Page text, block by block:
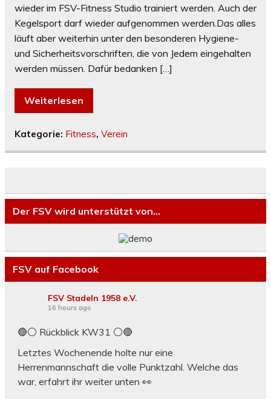
wieder im FSV-Fitness Studio trainiert werden. Auch der
Kegelsport darf wieder aufgenommen werden.Das alles
läuft aber weiterhin unter den besonderen Hygiene-
und Sicherheitsvorschriften, die von Jedem eingehalten
werden müssen. Dafür bedanken […]
Weiterlesen
Kategorie: Fitness, Verein
Der FSV wird unterstützt von…
FSV auf Facebook
FSV Stadeln 1958 e.V.
16 hours ago
🔴⚪ Rückblick KW31 ⚪️🔴
Letztes Wochenende holte nur eine
Herrenmannschaft die volle Punktzahl. Welche das
war, erfahrt ihr weiter unten 👀